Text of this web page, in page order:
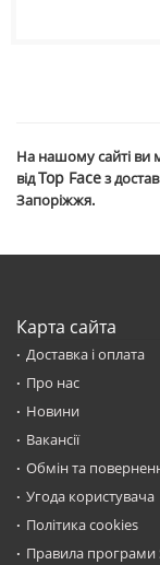
На нашому сайті ви
відTop Faceз
Запоріжжя.
Карта сайта
Доставка і оплата
Про нас
Новини
Вакансії
Обмін та
Угода користувача
Політика cookies
Правила програми